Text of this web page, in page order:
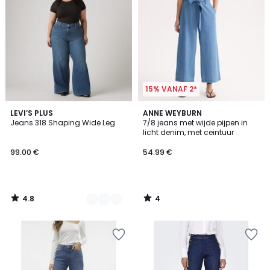
LEVI’S PLUS
Jeans 318 Shaping Wide Leg
99.00 €
4.8
/ 5
2
Kleuren
4.8
/
15% VANAF 2*
ANNE WEYBURN
7/8 jeans met wijde pijpen in
licht denim, met ceintuur
54.99 €
4
/
5
4
/